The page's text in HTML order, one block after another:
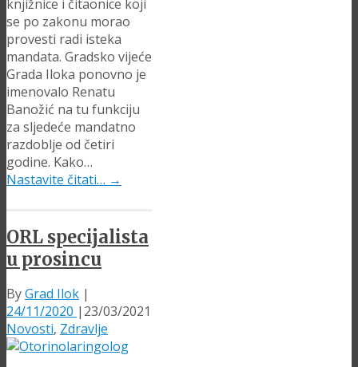
knjižnice i čitaonice koji
se po zakonu morao
provesti radi isteka
mandata. Gradsko vijeće
Grada Iloka ponovno je
imenovalo Renatu
Banožić na tu funkciju
za sljedeće mandatno
razdoblje od četiri
godine. Kako…
Nastavite čitati… →
ORL specijalista
u prosincu
ByGrad Ilok |
24/11/2020 | 23/03/2021
Novosti, Zdravlje